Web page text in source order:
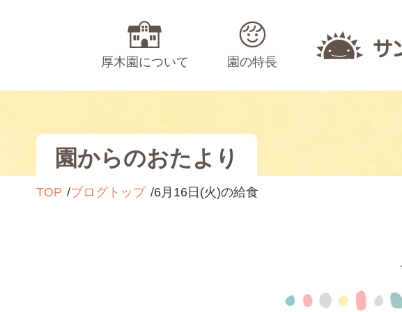
厚木園について 園の特長
園からのおたより
TOP ブログトップ 6月16日(火)の給食